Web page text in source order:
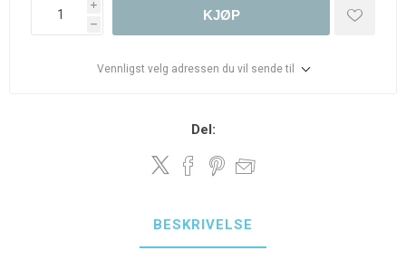
i
h
KJØP
Vennligst velg adressen du vil sende til
Del:
BESKRIVELSE